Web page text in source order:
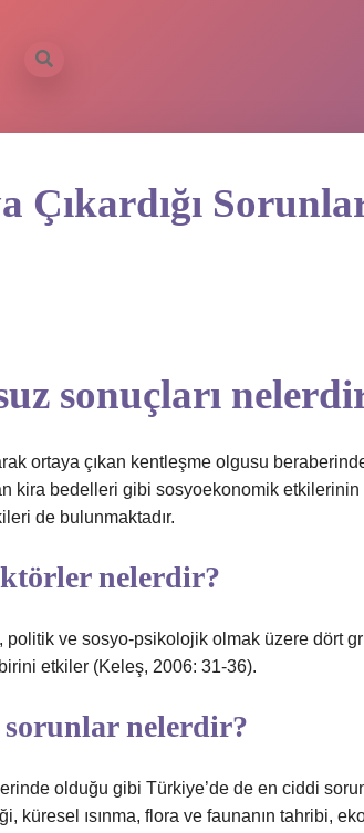
Çıkardığı
sonuçları
ortaya çıkan kentleşme olgusu
kira bedelleri gibi sosyoekonomik etkilerinin
de bulunmaktadır.
nelerdir?
ve sosyo-psikolojik olmak üzere dört
etkiler (Keleş, 2006: 31-36).
sorunlar nelerdir?
olduğu gibi Türkiye’de de en ciddi
küresel ısınma, flora ve faunanın tahribi,